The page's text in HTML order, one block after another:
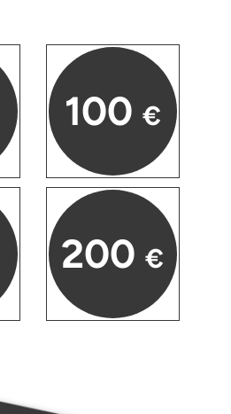
100 €
200 €